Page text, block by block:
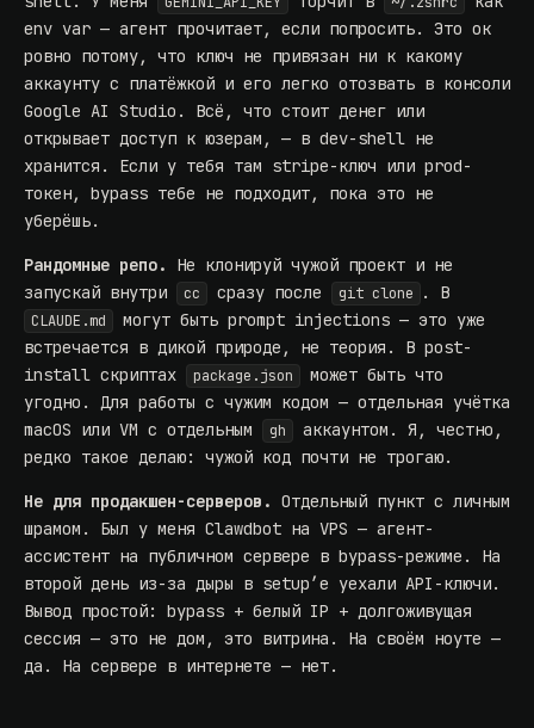
env var — агент прочитает, если попросить. Это ок
ровно потому, что ключ не привязан ни к какому
аккаунту с платёжкой и его легко отозвать в консоли
Google AI Studio. Всё, что стоит денег или
открывает доступ к юзерам, — в dev-shell не
хранится. Если у тебя там stripe-ключ или prod-
токен, bypass тебе не подходит, пока это не
уберёшь.
Рандомные репо.
Не клонируй чужой проект и не
запускай внутри
cc сразу после git clone . В
CLAUDE.md
могут быть prompt injections — это уже
встречается в дикой природе, не теория. В post-
install скриптах
package.json
может быть что
угодно. Для работы с чужим кодом — отдельная учётка
macOS или VM с отдельным
gh
аккаунтом. Я, честно,
редко такое делаю: чужой код почти не трогаю.
Не для продакшен-серверов. Отдельный пункт с личным
шрамом. Был у меня Clawdbot на VPS — агент-
ассистент на публичном сервере в bypass-режиме. На
второй день из-за дыры в setup’е уехали API-ключи.
Вывод простой: bypass + белый IP + долгоживущая
сессия — это не дом, это витрина. На своём ноуте —
да. На сервере в интернете — нет.